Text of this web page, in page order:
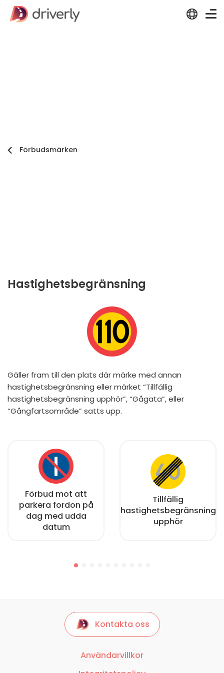
Förbudsmärken
Hastighetsbegränsning
Gäller fram till den plats där märke med annan
hastighetsbegränsning eller märket “Tillfällig
hastighetsbegränsning upphör”, “Gågata”, eller
“Gångfartsområde” satts upp.
Förbud mot att
parkera fordon på
dag med udda
datum
Tillfällig
hastighetsbegränsning
upphör
Kontakta oss
Användarvillkor